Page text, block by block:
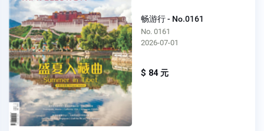
畅游行 - No.0161
No. 0161
2026-07-01
$ 84 元